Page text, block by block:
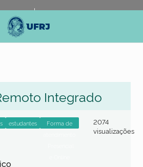
Integrado
2074
visualizações